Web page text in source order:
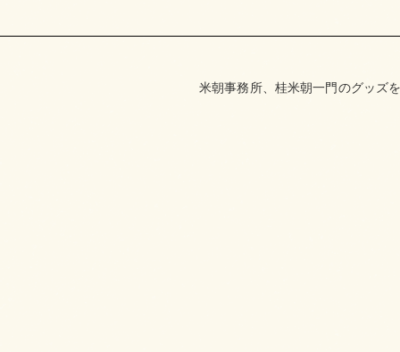
米朝事務所、桂米朝一門のグッズ